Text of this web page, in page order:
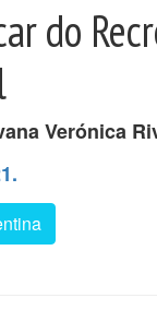
do
Verónica